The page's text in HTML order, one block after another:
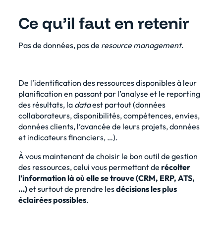
Ce qu’il faut en retenir
Pas de données, pas de resource management.
De l’identification des ressources disponibles à leur
planification en passant par l’analyse et le reporting
des résultats, la dataest partout (données
collaborateurs, disponibilités, compétences, envies,
données clients, l’avancée de leurs projets, données
et indicateurs financiers, …).
À vous maintenant de choisirle bon outil de gestion
des ressources, celui vous permettant de récolter
l’information là où elle se trouve (CRM, ERP, ATS,
…)et surtout de prendre lesdécisions les plus
éclairées possibles.